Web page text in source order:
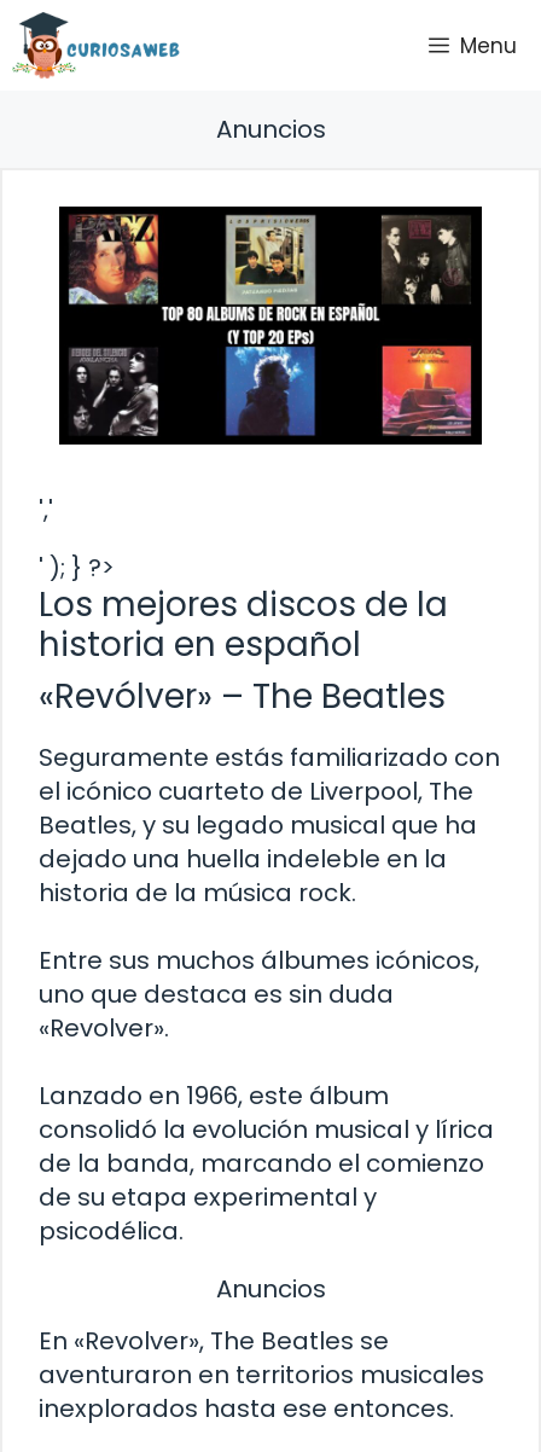
Saltar
contenido
Menu
Anuncios
','
' ); } ?>
Los mejores discos de la
historia en español
«Revólver» – The Beatles
Seguramente estás familiarizado con
el icónico cuarteto de Liverpool, The
Beatles, y su legado musical que ha
dejado una huella indeleble en la
historia de la música rock.
Entre sus muchos álbumes icónicos,
uno que destaca es sin duda
«Revolver».
Lanzado en 1966, este álbum
consolidó la evolución musical y lírica
de la banda, marcando el comienzo
de su etapa experimental y
psicodélica.
Anuncios
En «Revolver», The Beatles se
aventuraron en territorios musicales
inexplorados hasta ese entonces.